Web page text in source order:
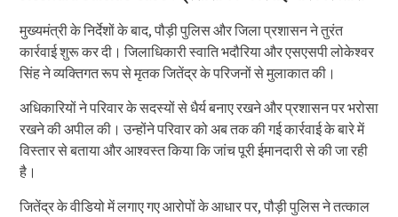
मुख्यमंत्री के निर्देशों के बाद, पौड़ी पुलिस और जिला प्रशासन ने तुरंत
कार्रवाई शुरू कर दी। जिलाधिकारी स्वाति भदौरिया और एसएसपी लोकेश्वर
सिंह ने व्यक्तिगत रूप से मृतक जितेंद्र के परिजनों से मुलाकात की।
अधिकारियों ने परिवार के सदस्यों से धैर्य बनाए रखने और प्रशासन पर भरोसा
रखने की अपील की। उन्होंने परिवार को अब तक की गई कार्रवाई के बारे में
विस्तार से बताया और आश्वस्त किया कि जांच पूरी ईमानदारी से की जा रही
है।
जितेंद्र के वीडियो में लगाए गए आरोपों के आधार पर, पौड़ी पुलिस ने तत्काल